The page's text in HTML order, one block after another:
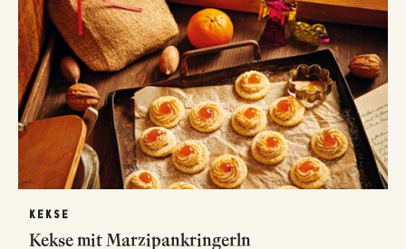
KEKSE
Kekse mit Marzipankringerln